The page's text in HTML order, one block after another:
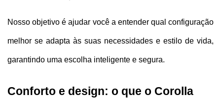
Nosso objetivo é ajudar você a entender qual configuração
melhor se adapta às suas necessidades e estilo de vida,
garantindo uma escolha inteligente e segura.
Conforto e design: o que o Corolla